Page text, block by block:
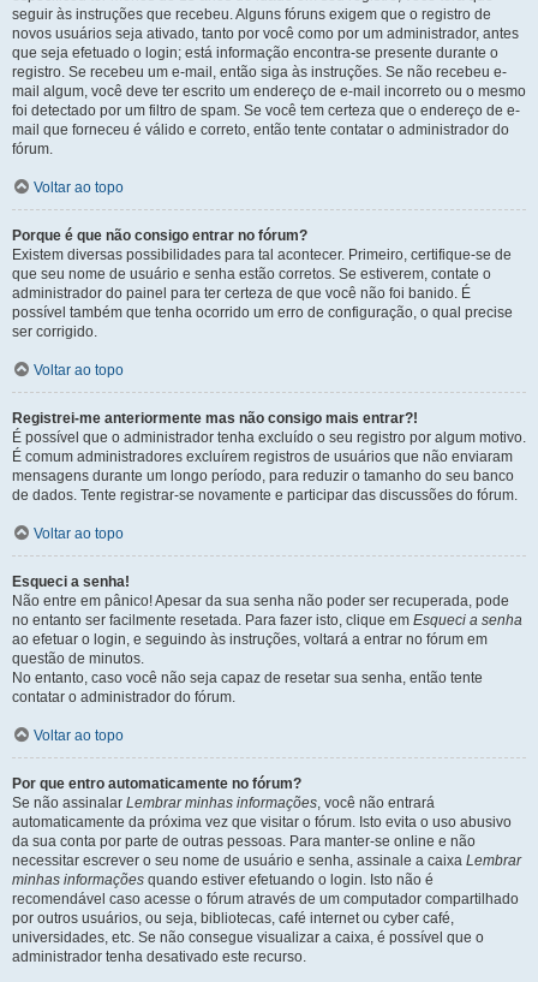
seguir às instruções que recebeu. Alguns fóruns exigem que o registro de
novos usuários seja ativado, tanto por você como por um administrador, antes
que seja efetuado o login; está informação encontra-se presente durante o
registro. Se recebeu um e-mail, então siga às instruções. Se não recebeu e-
mail algum, você deve ter escrito um endereço de e-mail incorreto ou o mesmo
foi detectado por um filtro de spam. Se você tem certeza que o endereço de e-
mail que forneceu é válido e correto, então tente contatar o administrador do
fórum.
Voltar ao topo
Porque é que não consigo entrar no fórum?
Existem diversas possibilidades para tal acontecer. Primeiro, certifique-se de
que seu nome de usuário e senha estão corretos. Se estiverem, contate o
administrador do painel para ter certeza de que você não foi banido. É
possível também que tenha ocorrido um erro de configuração, o qual precise
ser corrigido.
Voltar ao topo
Registrei-me anteriormente mas não consigo mais entrar?!
É possível que o administrador tenha excluído o seu registro por algum motivo.
É comum administradores excluírem registros de usuários que não enviaram
mensagens durante um longo período, para reduzir o tamanho do seu banco
de dados. Tente registrar-se novamente e participar das discussões do fórum.
Voltar ao topo
Esqueci a senha!
Não entre em pânico! Apesar da sua senha não poder ser recuperada, pode
no entanto ser facilmente resetada. Para fazer isto, clique em Esqueci a senha
ao efetuar o login, e seguindo às instruções, voltará a entrar no fórum em
questão de minutos.
No entanto, caso você não seja capaz de resetar sua senha, então tente
contatar o administrador do fórum.
Voltar ao topo
Por que entro automaticamente no fórum?
Se não assinalar Lembrar minhas informações, você não entrará
automaticamente da próxima vez que visitar o fórum. Isto evita o uso abusivo
da sua conta por parte de outras pessoas. Para manter-se online e não
necessitar escrever o seu nome de usuário e senha, assinale a caixa Lembrar
minhas informações quando estiver efetuando o login. Isto não é
recomendável caso acesse o fórum através de um computador compartilhado
por outros usuários, ou seja, bibliotecas, café internet ou cyber café,
universidades, etc. Se não consegue visualizar a caixa, é possível que o
administrador tenha desativado este recurso.